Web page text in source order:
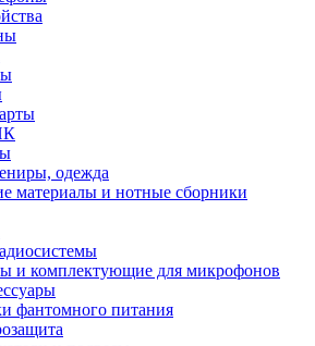
одежда
материалы и нотные сборники
и комплектующие для микрофонов
фантомного питания